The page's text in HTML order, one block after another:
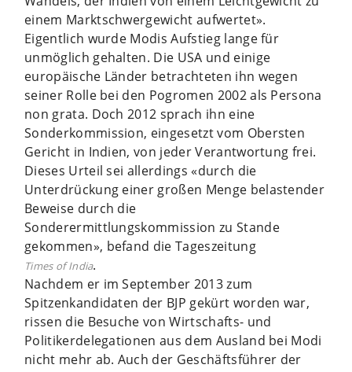
einem Marktschwergewicht aufwertet».
Eigentlich wurde Modis Aufstieg lange für
unmöglich gehalten. Die USA und einige
europäische Länder betrachteten ihn wegen
seiner Rolle bei den Pogromen 2002 als Persona
non grata. Doch 2012 sprach ihn eine
Sonderkommission, eingesetzt vom Obersten
Gericht in Indien, von jeder Verantwortung frei.
Dieses Urteil sei allerdings «durch die
Unterdrückung einer großen Menge belastender
Beweise durch die
Sonderermittlungskommission zu Stande
gekommen», befand die Tageszeitung
Times of India.
Nachdem er im September 2013 zum
Spitzenkandidaten der BJP gekürt worden war,
rissen die Besuche von Wirtschafts- und
Politikerdelegationen aus dem Ausland bei Modi
nicht mehr ab. Auch der Geschäftsführer der